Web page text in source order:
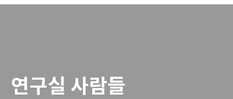
연구실 사람들